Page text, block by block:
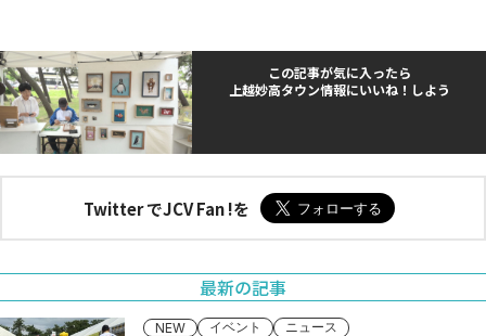
この記事が気に入ったら
上越妙高タウン情報にいいね！しよう
Twitter でJCV Fan !を
最新の記事
NEW イベント ニュース